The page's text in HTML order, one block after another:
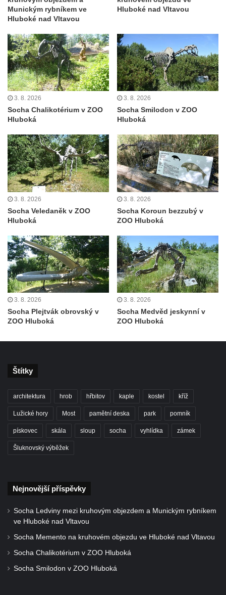
Socha Walthera von der Vogelweide v
Duchcově
Busta Bedřicha Smetany v sadech B.
Smetany v Duchcově
Busta Ludwiga van Beethovena v sadech
B. Smetany v Duchcově
Pomník neznámého účelu v sadech Boženy
Němcové v Duchcově
Památník Johanna Wolfganga Goetha u
polikliniky v Nejdku
Socha svatého Salvátora před kostelem
svatých Petra a Pavla v Jeníkově
Socha svatého Pavla před kostelem
svatých Petra a Pavla v Jeníkově
Socha svatého Petra před kostelem svatých
Petra a Pavla v Jeníkově
Socha svatého Jana Nepomuckého před
kostelem svatých Petra a Pavla v Jeníkově
Obrázek Ježíš jako Dobrý pastýř u studánky
Pod obrázkem na Kamenné cestě pod
Plešným
Olžin pád
Socha svatého Rocha na schodišti ke
Vilémově
Socha svatého Václava na schodišti ke
Socha svaté Rosalie (Rozálie) na schodišti
Vilémově
Socha svatého Vojtěcha na schodišti ke
Munickým rybníkem ve
Hluboké nad Vltavou
Hluboké nad Vltavou
3. 8. 2026
Socha Chalikotérium v ZOO
Hluboká
3. 8. 2026
Socha Smilodon v ZOO
Hluboká
3. 8. 2026
Socha Veledaněk v ZOO
Hluboká
3. 8. 2026
Socha Koroun bezzubý v
ZOO Hluboká
3. 8. 2026
Socha Plejtvák obrovský v
ZOO Hluboká
3. 8. 2026
Socha Medvěd jeskynní v
ZOO Hluboká
Štítky
architektura hrob hřbitov kaple kostel kříž
Lužické hory Most pamětní deska park pomník
pískovec skála sloup socha vyhlídka zámek
Šluknovský výběžek
Nejnovější příspěvky
Socha Ledviny mezi kruhovým objezdem a Munickým rybníkem
ve Hluboké nad Vltavou
Socha Memento na kruhovém objezdu ve Hluboké nad Vltavou
Socha Chalikotérium v ZOO Hluboká
Socha Smilodon v ZOO Hluboká